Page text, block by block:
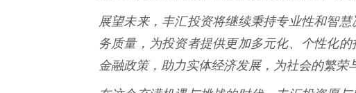
展望未来，丰汇投资将继续秉持专业性和智
务质量，为投资者提供更加多元化、个性化
金融政策，助力实体经济发展，为社会的繁荣